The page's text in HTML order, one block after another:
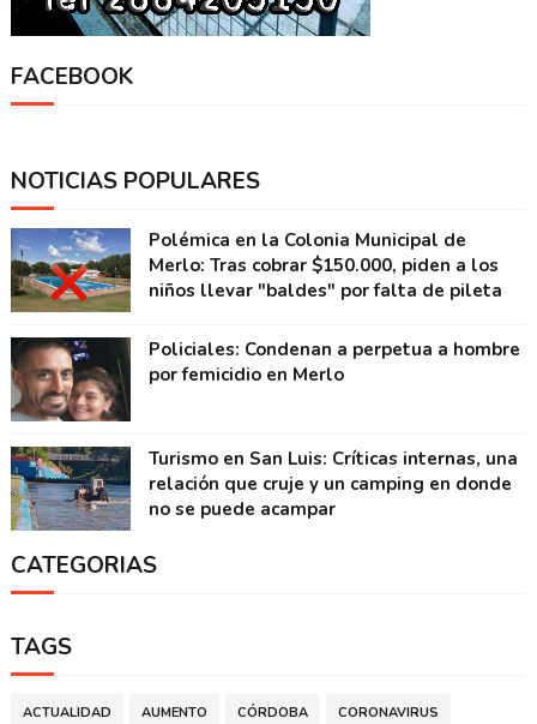
FACEBOOK
NOTICIAS POPULARES
Polémica en la Colonia Municipal de
Merlo: Tras cobrar $150.000, piden a los
niños llevar "baldes" por falta de pileta
Policiales: Condenan a perpetua a hombre
por femicidio en Merlo
Turismo en San Luis: Críticas internas, una
relación que cruje y un camping en donde
no se puede acampar
CATEGORIAS
TAGS
ACTUALIDAD AUMENTO CÓRDOBA CORONAVIRUS